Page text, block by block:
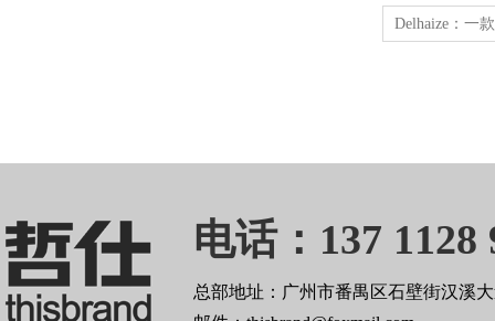
Delhaize：一
电话：137 1128
总部地址：广州市番禺区石壁街汉溪